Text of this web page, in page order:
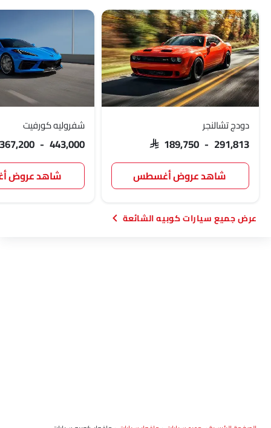
دودج تشالنجر
SAR 189,750 - 291,813
شاهد عروض أغسطس
شفروليه كورفيت
367,200 - 443,000
شاهد عروض
سيارات كوبيه الشائعة